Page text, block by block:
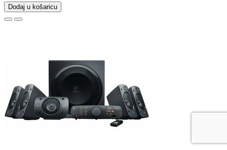
Dodaj u košaricu